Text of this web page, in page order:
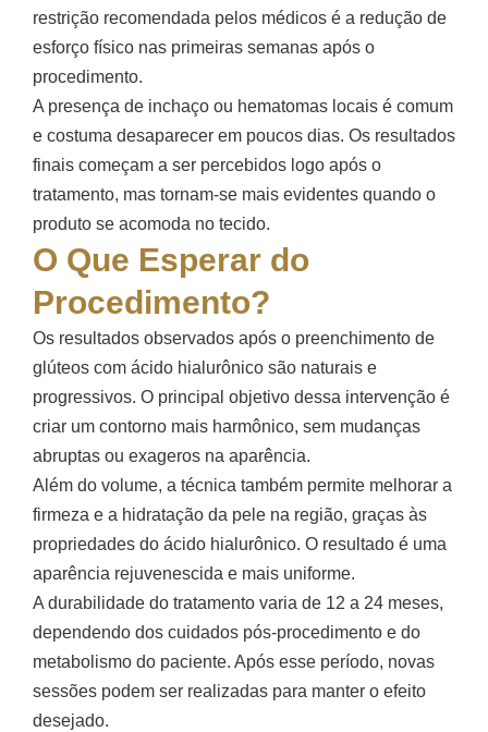
restrição recomendada pelos médicos é a redução de
esforço físico nas primeiras semanas após o
procedimento.
A presença de inchaço ou hematomas locais é comum
e costuma desaparecer em poucos dias. Os resultados
finais começam a ser percebidos logo após o
tratamento, mas tornam-se mais evidentes quando o
produto se acomoda no tecido.
O Que Esperar do
Procedimento?
Os resultados observados após o preenchimento de
glúteos com ácido hialurônico são naturais e
progressivos. O principal objetivo dessa intervenção é
criar um contorno mais harmônico, sem mudanças
abruptas ou exageros na aparência.
Além do volume, a técnica também permite melhorar a
firmeza e a hidratação da pele na região, graças às
propriedades do ácido hialurônico. O resultado é uma
aparência rejuvenescida e mais uniforme.
A durabilidade do tratamento varia de 12 a 24 meses,
dependendo dos cuidados pós-procedimento e do
metabolismo do paciente. Após esse período, novas
sessões podem ser realizadas para manter o efeito
desejado.